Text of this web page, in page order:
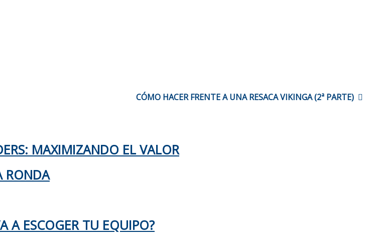
CÓMO HACER FRENTE A UNA RESACA VIKINGA (2ª PARTE)
MAXIMIZANDO EL VALOR
RONDA
A ESCOGER TU EQUIPO?